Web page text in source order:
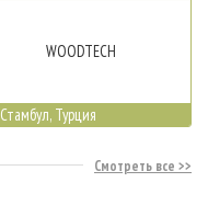
WOODTECH
Стамбул, Турция
Смотреть все